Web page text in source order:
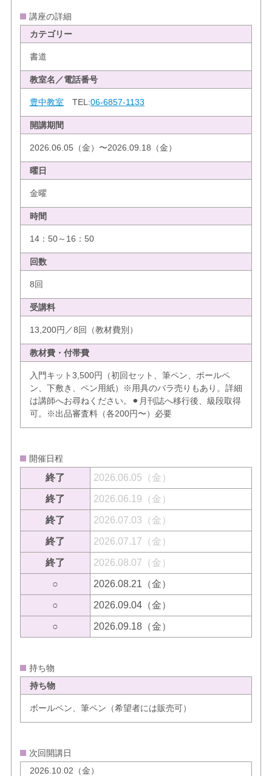
講座の詳細
カテゴリー
書道
教室名／電話番号
豊中教室 TEL:06-6857-1133
開講期間
2026.06.05（金）〜2026.09.18（金）
曜日
金曜
時間
14：50～16：50
回数
8回
受講料
13,200円／8回（教材費別）
教材費・付帯費
入門キット3,500円（初回セット、筆ペン、ボールペ
ン、下敷き、ペン用紙）※用具のバラ売りもあり。詳細
は講師へお尋ねください。⚫︎月刊誌へ移行後、級段取得
可。※出品審査料（各200円〜）必要
開催日程
終了 2026.06.05（金）
終了 2026.06.19（金）
終了 2026.07.03（金）
終了 2026.07.17（金）
終了 2026.08.07（金）
○ 2026.08.21（金）
○ 2026.09.04（金）
○ 2026.09.18（金）
持ち物
持ち物
ボールペン、筆ペン（希望者には販売可）
次回開講日
2026.10.02（金）